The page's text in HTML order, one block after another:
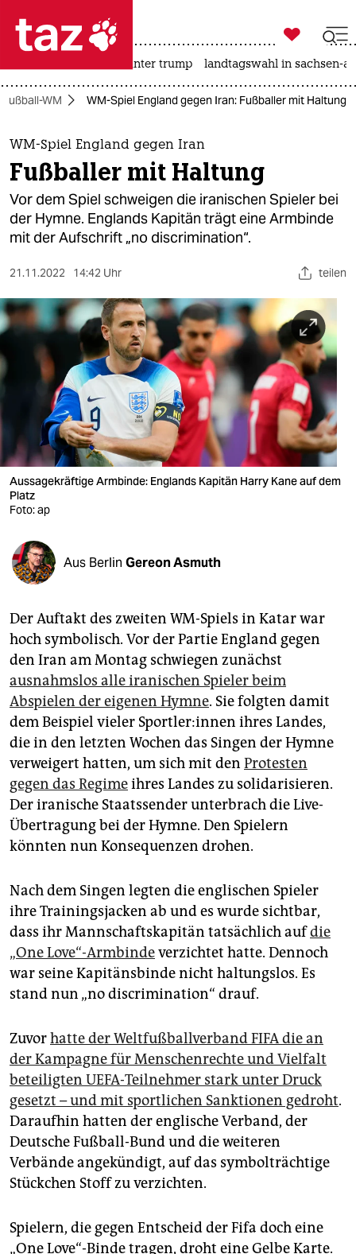
 taz zahl ich
taz zahl ich
themen
politik
öko
sport
berlin
wahrheit
verlag
verlag
shop
fragen & hilfe
unterstützen
abo
genossenschaft
epaper login

taz zahl ich
usa unter trump landtagswahl in sachsen-
Fußball-WM WM-Spiel England gegen Iran: Fußballer mit Haltung
WM-Spiel England gegen Iran
Fußballer mit Haltung
Vor dem Spiel schweigen die iranischen Spieler bei
der Hymne. Englands Kapitän trägt eine Armbinde
mit der Aufschrift „no discrimination“.
21.11.2022 14:42 Uhr teilen
Aussagekräftige Armbinde: Englands Kapitän Harry Kane auf dem
Platz
Foto: ap
Aus Berlin Gereon Asmuth
Der Auftakt des zweiten WM-Spiels in Katar war
hoch symbolisch. Vor der Partie England gegen
den Iran am Montag schwiegen zunächst
ausnahmslos alle iranischen Spieler beim
Abspielen der eigenen Hymne. Sie folgten damit
dem Beispiel vieler Sport­le­r:in­nen ihres Landes,
die in den letzten Wochen das Singen der Hymne
verweigert hatten, um sich mit den Protesten
gegen das Regimeihres Landes zu solidarisieren.
Der iranische Staatssender unterbrach die Live-
Übertragung bei der Hymne. Den Spielern
könnten nun Konsequenzen drohen.
Nach dem Singen legten die englischen Spieler
ihre Trainingsjacken ab und es wurde sichtbar,
dass ihr Mannschaftskapitän tatsächlich aufdie
„One Love“-Armbindeverzichtet hatte. Dennoch
war seine Kapitänsbinde nicht haltungslos. Es
stand nun „no discrimination“ drauf.
Zuvorhatte der Weltfußballverband FIFA die an
der Kampagne für Menschenrechte und Vielfalt
beteiligten UEFA-Teilnehmer stark unter Druck
gesetzt – und mit sportlichen Sanktionen gedroht.
Daraufhin hatten der englische Verband, der
Deutsche Fußball-Bund und die weiteren
Verbände angekündigt, auf das symbolträchtige
Stückchen Stoff zu verzichten.
Spielern, die gegen Entscheid der Fifa doch eine
„One Love“-Binde tragen, droht eine Gelbe Karte.